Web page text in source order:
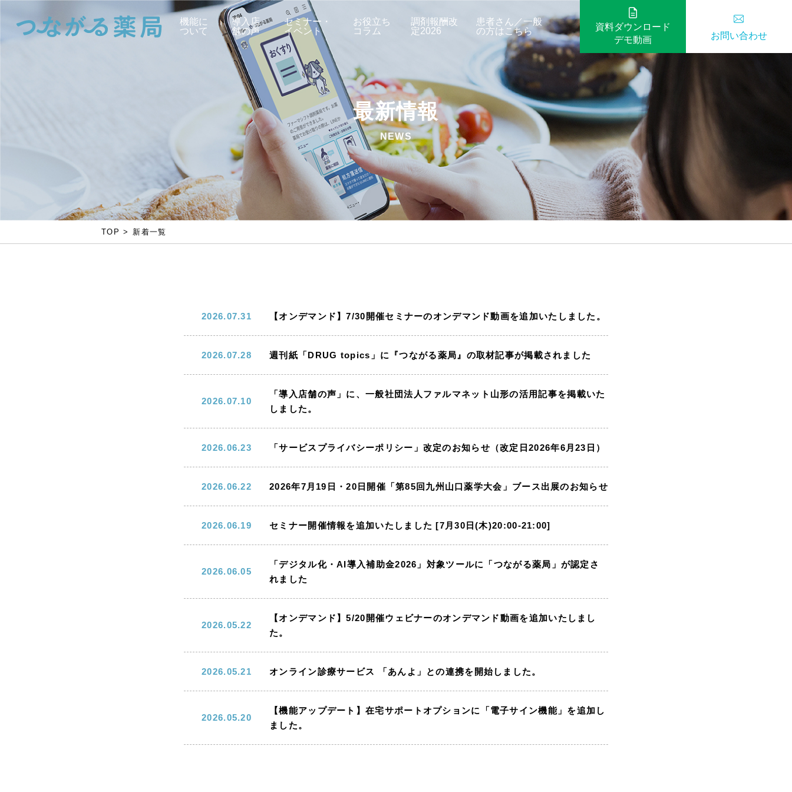
機能に
ついて
導入店
舗の声
セミナー・
イベント
お役立ち
コラム
調剤報酬改
定2026
患者さん／一般
の方はこちら
資料ダウンロード
デモ動画
お問い合わせ
最新情報
NEWS
TOP 新着一覧
2026.07.31 【オンデマンド】7/30開催セミナーのオンデマンド動画を追加いたしました。
2026.07.28 週刊紙「DRUG topics」に『つながる薬局』の取材記事が掲載されました
2026.07.10
「導入店舗の声」に、一般社団法人ファルマネット山形の活用記事を掲載いた
しました。
2026.06.23 「サービスプライバシーポリシー」改定のお知らせ（改定日2026年6月23日）
2026.06.22 2026年7月19日・20日開催「第85回九州山口薬学大会」ブース出展のお知らせ
2026.06.19 セミナー開催情報を追加いたしました [7月30日(木)20:00-21:00]
2026.06.05
「デジタル化・AI導入補助金2026」対象ツールに「つながる薬局」が認定さ
れました
2026.05.22
【オンデマンド】5/20開催ウェビナーのオンデマンド動画を追加いたしまし
た。
2026.05.21 オンライン診療サービス 「あんよ」との連携を開始しました。
2026.05.20
【機能アップデート】在宅サポートオプションに「電子サイン機能」を追加し
ました。